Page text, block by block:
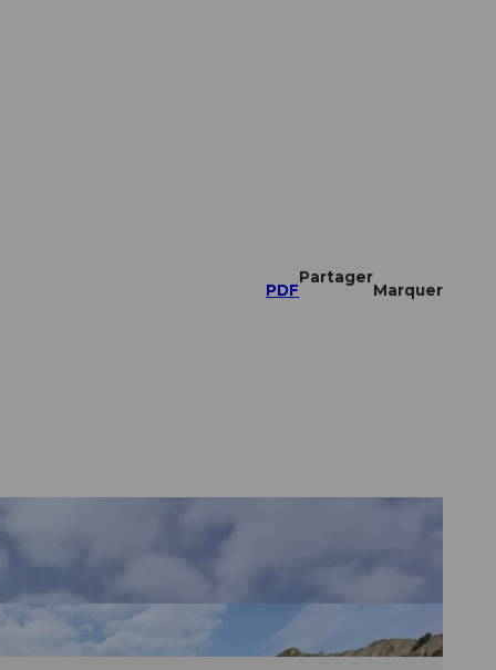
PDF
Partager
Marquer